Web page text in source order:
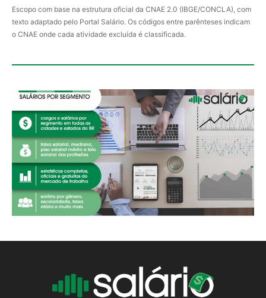
Escopo com base na estrutura oficial da CNAE 2.0 (IBGE/CONCLA), com
texto adaptado pelo Portal Salário. Os códigos entre parênteses indicam
o CNAE onde cada atividade excluída é classificada.